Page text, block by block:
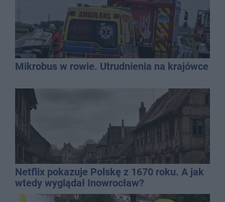
Mikrobus w rowie. Utrudnienia na krajówce
Netflix pokazuje Polskę z 1670 roku. A jak
wtedy wyglądał Inowrocław?